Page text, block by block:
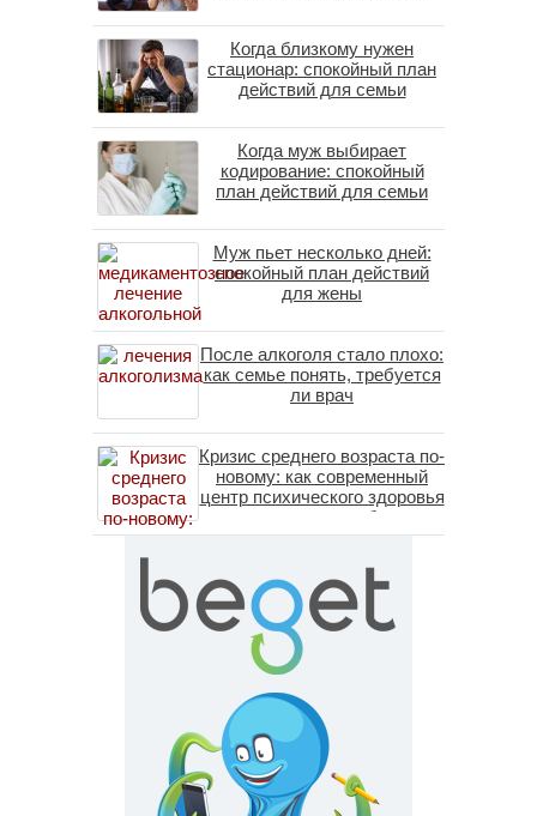
Когда близкому нужен
стационар: спокойный план
действий для семьи
Когда муж выбирает
кодирование: спокойный
план действий для семьи
Муж пьет несколько дней:
спокойный план действий
для жены
После алкоголя стало плохо:
как семье понять, требуется
ли врач
Кризис среднего возраста по-
новому: как современный
центр психического здоровья
помогает пересобрать
личность без таблеток